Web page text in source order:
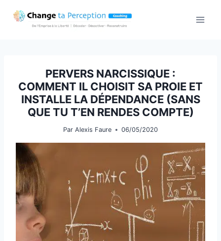
PERVERS NARCISSIQUE :
COMMENT IL CHOISIT SA PROIE ET
INSTALLE LA DÉPENDANCE (SANS
QUE TU T’EN RENDES COMPTE)
Par Alexis Faure 06/05/2020